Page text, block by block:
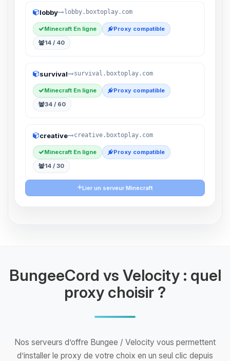
lobby lobby.boxtoplay.com
Minecraft En ligne
Proxy compatible
14 / 40
survival survival.boxtoplay.com
Minecraft En ligne
Proxy compatible
34 / 60
creative creative.boxtoplay.com
Minecraft En ligne
Proxy compatible
14 / 30
Lier un serveur Minecraft
BungeeCord vs Velocity : quel
proxy choisir ?
Nos serveurs d’offre Bungee / Velocity vous permettent
d’installer le proxy de votre choix en un seul clic depuis